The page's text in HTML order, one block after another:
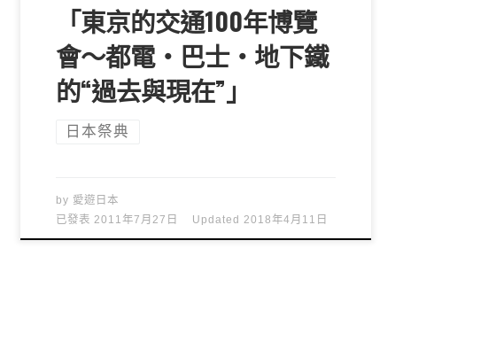
「東京的交通100年博覽
會～都電・巴士・地下鐵
的“過去與現在”」
日本祭典
by 愛遊日本
已發表 2011年7月27日 Updated 2018年4月11日